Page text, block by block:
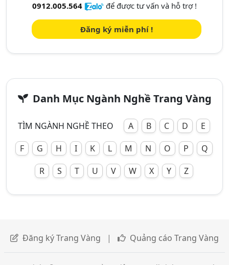
0912.005.564
để được tư vấn và hỗ trợ !
Đăng ký miễn phí !
Danh Mục Ngành Nghề Trang Vàng
TÌM NGÀNH NGHỀ THEO A B C D
E
F
G H I K L M N O P
Q
R
S T U V W X Y Z
Đăng ký Trang Vàng | Quảng cáo Trang Vàng